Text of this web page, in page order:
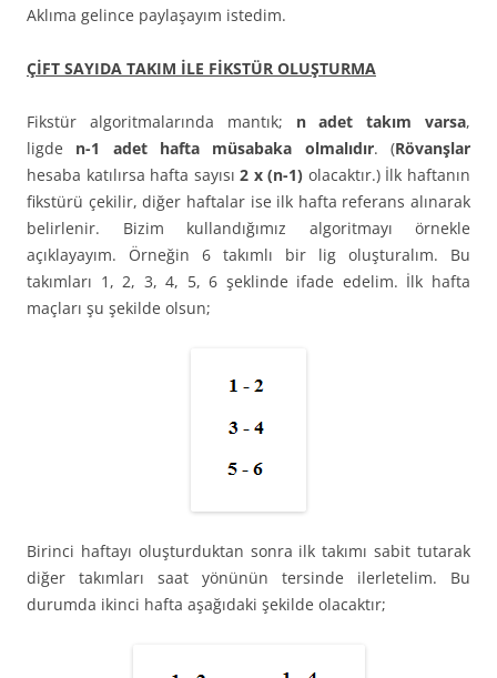
Aklıma gelince paylaşayım istedim.
ÇİFT SAYIDA TAKIM İLE FİKSTÜR OLUŞTURMA
Fikstür algoritmalarında mantık; n adet takım varsa,
ligde n-1 adet hafta müsabaka olmalıdır. (Rövanşlar
hesaba katılırsa hafta sayısı2 x (n-1) olacaktır.) İlk haftanın
fikstürü çekilir, diğer haftalar ise ilk hafta referans alınarak
belirlenir. Bizim kullandığımız algoritmayı örnekle
açıklayayım. Örneğin 6 takımlı bir lig oluşturalım. Bu
takımları 1, 2, 3, 4, 5, 6 şeklinde ifade edelim. İlk hafta
maçları şu şekilde olsun;
Birinci haftayı oluşturduktan sonra ilk takımı sabit tutarak
diğer takımları saat yönünün tersinde ilerletelim. Bu
durumda ikinci hafta aşağıdaki şekilde olacaktır;